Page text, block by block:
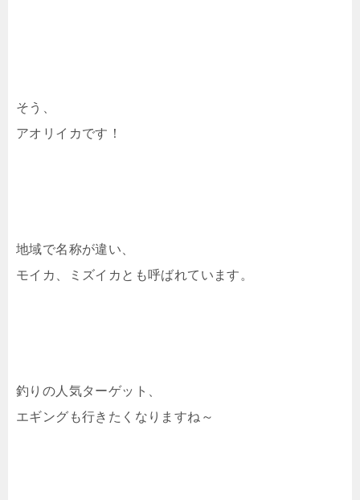
そう、
アオリイカです！
地域で名称が違い、
モイカ、ミズイカとも呼ばれています。
釣りの人気ターゲット、
エギングも行きたくなりますね～